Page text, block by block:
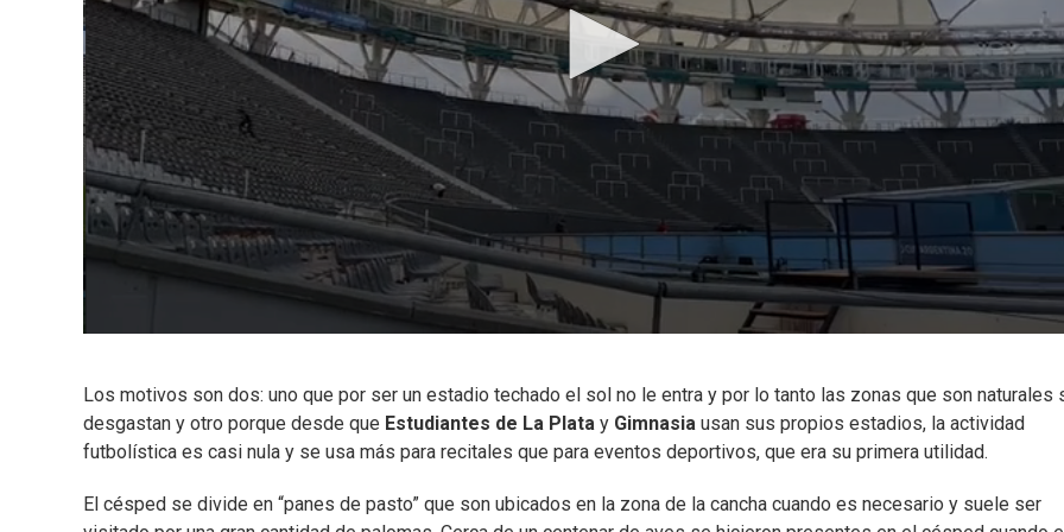
Los motivos son dos: uno que por ser un estadio techado el sol no le entra y por lo tanto las zonas que son naturales
desgastan y otro porque desde que Estudiantes de La Plata y Gimnasia usan sus propios estadios, la actividad
futbolística es casi nula y se usa más para recitales que para eventos deportivos, que era su primera utilidad.
El césped se divide en “panes de pasto” que son ubicados en la zona de la cancha cuando es necesario y suele ser